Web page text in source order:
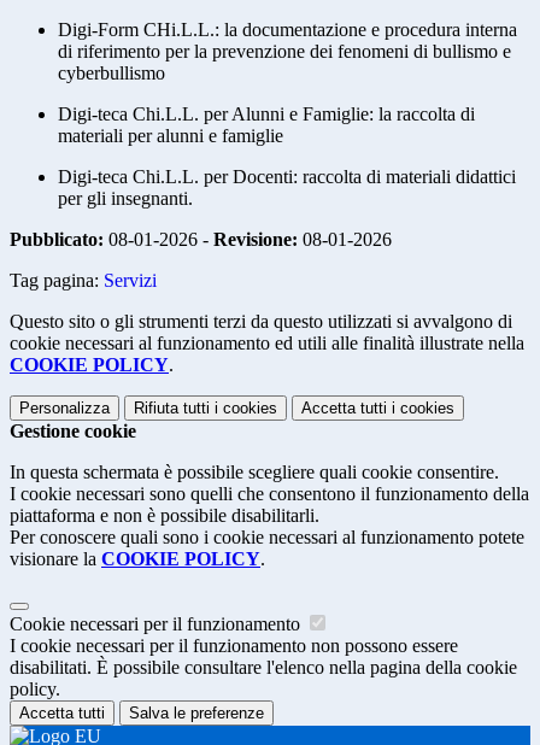
Digi-Form CHi.L.L.: la documentazione e procedura interna
di riferimento per la prevenzione dei fenomeni di bullismo e
cyberbullismo
Digi-teca Chi.L.L. per Alunni e Famiglie: la raccolta di
materiali per alunni e famiglie
Digi-teca Chi.L.L. per Docenti: raccolta di materiali didattici
per gli insegnanti.
Pubblicato: 08-01-2026 - Revisione: 08-01-2026
Tag pagina: Servizi
Questo sito o gli strumenti terzi da questo utilizzati si avvalgono di
cookie necessari al funzionamento ed utili alle finalità illustrate nella
COOKIE POLICY.
Personalizza Rifiuta tutti i cookies Accetta tutti i cookies
Gestione cookie
In questa schermata è possibile scegliere quali cookie consentire.
I cookie necessari sono quelli che consentono il funzionamento della
piattaforma e non è possibile disabilitarli.
Per conoscere quali sono i cookie necessari al funzionamento potete
visionare la COOKIE POLICY.
Cookie necessari per il funzionamento
I cookie necessari per il funzionamento non possono essere
disabilitati. È possibile consultare l'elenco nella pagina della cookie
policy.
Accetta tutti Salva le preferenze